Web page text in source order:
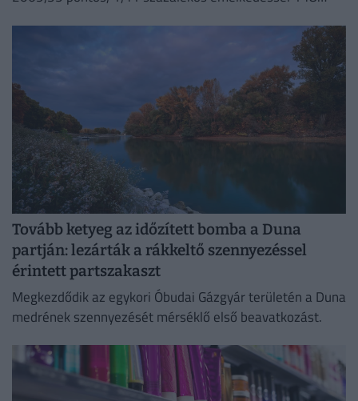
Tovább ketyeg az időzített bomba a Duna
partján: lezárták a rákkeltő szennyezéssel
érintett partszakaszt
Megkezdődik az egykori Óbudai Gázgyár területén a Duna
medrének szennyezését mérséklő első beavatkozást.